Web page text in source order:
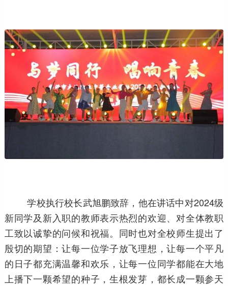
学校执行校长武旭鹏致辞，他在讲话中对2024级
新同学及新入职的教师表示热烈的欢迎、对全体教职
工致以诚挚的问候和祝福。同时也对全校师生提出了
殷切的期望：让每一位学子放飞理想，让每一个平凡
的日子都充满温馨和欢乐，让每一位同学都能在大地
上播下一颗希望的种子，生根发芽，都长成一颗参天